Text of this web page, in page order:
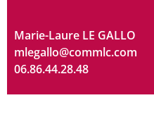
Marie-Laure LE GALLO
mlegallo@commlc.com
06.86.44.28.48